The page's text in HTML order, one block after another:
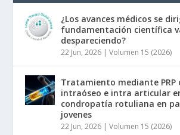
¿Los avances médicos se
fundamentación científica
despareciendo?
22 Jun, 2026 |Volumen 15 (2026)
Tratamiento mediante PRP
intraóseo e intra articular
condropatía rotuliana en
jovenes
22 Jun, 2026 |Volumen 15 (2026)